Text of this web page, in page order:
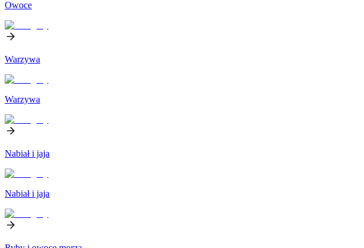
Owoce
Warzywa
Warzywa
Nabiał i jaja
Nabiał i jaja